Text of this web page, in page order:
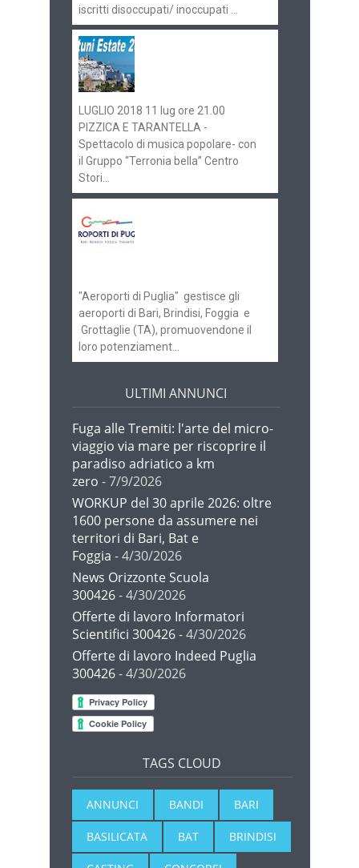
iscritti disoccupati/ inoccupati ...
LUGLIO 2018 11 lug ore 21.00
PIZZICA E TARANTELLA -
Spettacolo di musica popolare- con
il Gruppo “Terronia bella” Centro
Stori...
"Aeroporti di Puglia" gestisce gli
aeroporti di Bari, Brindisi, Foggia e
Grottaglie (TA), promuovendone il
loro potenziament...
ULTIMI ANNUNCI
Fuga alle Tremiti: l'arte del micro-
viaggio via mare per riscoprire il
paradiso adriatico a km
zero - 7/9/2026
WORKUP del 30 aprile 2026: oltre
1600 persone da assumere nei
territori di Bari, Bat e
Foggia - 4/30/2026
News Orizzonte Scuola
300426- 4/30/2026
Offerte di lavoro Informatori
Scientifici 300426- 4/30/2026
Offerte di lavoro Indeed Puglia
300426- 4/30/2026
TAGS CLOUD
ANNUNCI BANDI BARI
BASILICATA BAT BRINDISI